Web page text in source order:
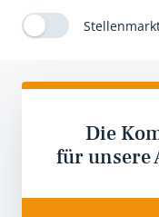
Die
für unsere